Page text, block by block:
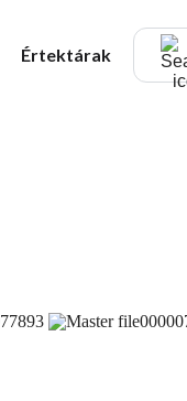
Értektárak